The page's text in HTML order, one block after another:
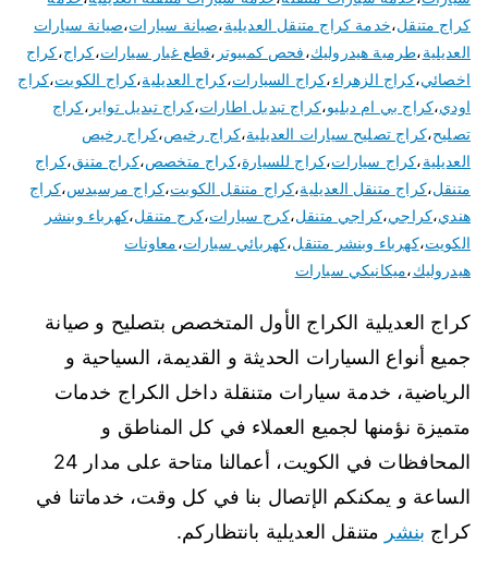
كراج متنقل،خدمة كراج متنقل العديلية،صيانة سيارات،صيانة سيارات
العديلية،طرمبة هيدروليك،فحص كمبيوتر ،قطع غيار سيارات،كراج،كراج
اخصائي،كراج الزهراء،كراج السيارات،كراج العديلية،كراج الكويت،كراج
اودي،كراج بي ام دبليو،كراج تبديل اطارات،كراج تبديل تواير ،كراج
تصليح،كراج تصليح سيارات العديلية،كراج رخيص،كراج رخيص
العديلية،كراج سيارات،كراج للسيارة،كراج متخصص،كراج متنق،كراج
متنقل،كراج متنقل العديلية،كراج متنقل الكويت،كراج مرسيدس،كراج
هندي،كراجي،كراجي متنقل،كرج سيارات،كرج متنقل،كهرباء وبنشر
الكويت،كهرباء وبنشر متنقل،كهربائي سيارات،معاونات
هيدروليك،ميكانيكي سيارات
كراج العديلية الكراج الأول المتخصص بتصليح و صيانة
جميع أنواع السيارات الحديثة و القديمة، السياحية و
الرياضية، خدمة سيارات متنقلة داخل الكراج خدمات
متميزة نؤمنها لجميع العملاء في كل المناطق و
المحافظات في الكويت، أعمالنا متاحة على مدار 24
الساعة و يمكنكم الإتصال بنا في كل وقت، خدماتنا في
كراج بنشر متنقل العديلية بانتظاركم.